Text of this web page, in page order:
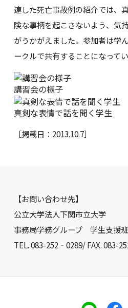
連した死亡事故例の紹介では、
険な事柄を起こさないよう、気
がうかがえました。参加者は学
ークルで共有することになってい
講習会の様子
真剣な表情で話を聞く学生
［掲載日：2013.10.7］
【お問い合わせ先】
公立大学法人下関市立大学
事務局学務グループ 学生支援班
TEL. 083-252‐0289/ FAX. 083-